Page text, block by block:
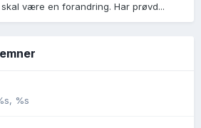
være en forandring. Har prøvd...
%s